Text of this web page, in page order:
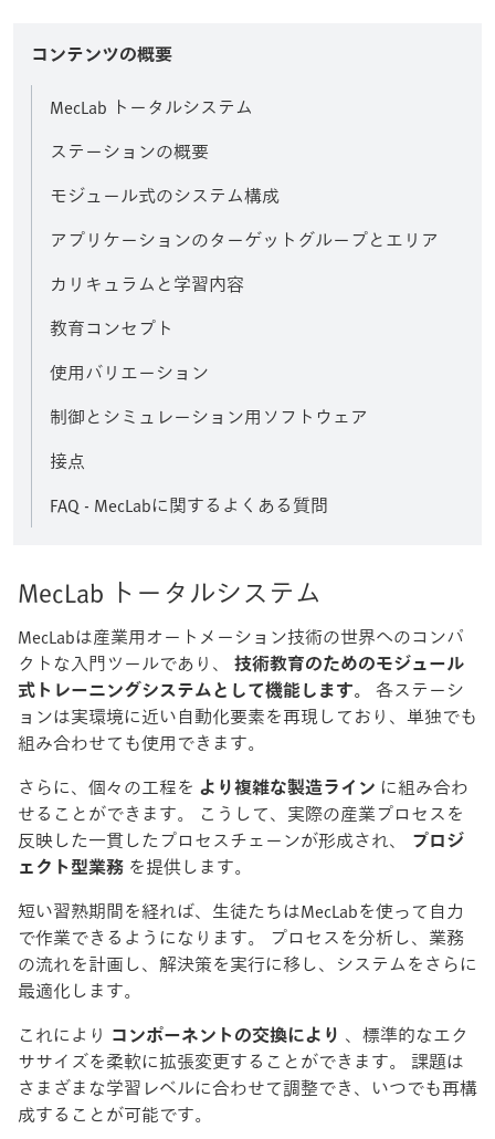
コンテンツの概要
MecLab トータルシステム
ステーションの概要
モジュール式のシステム構成
アプリケーションのターゲットグループとエリア
カリキュラムと学習内容
教育コンセプト
使用バリエーション
制御とシミュレーション用ソフトウェア
接点
FAQ - MecLabに関するよくある質問
MecLab トータルシステム
MecLabは産業用オートメーション技術の世界へのコンパ
クトな入門ツールであり、 技術教育のためのモジュール
式トレーニングシステムとして機能します。 各ステーシ
ョンは実環境に近い自動化要素を再現しており、単独でも
組み合わせても使用できます。
さらに、個々の工程を より複雑な製造ライン に組み合わ
せることができます。 こうして、実際の産業プロセスを
反映した一貫したプロセスチェーンが形成され、 プロジ
ェクト型業務 を提供します。
短い習熟期間を経れば、生徒たちはMecLabを使って自力
で作業できるようになります。 プロセスを分析し、業務
の流れを計画し、解決策を実行に移し、システムをさらに
最適化します。
これにより コンポーネントの交換により 、標準的なエク
ササイズを柔軟に拡張変更することができます。 課題は
さまざまな学習レベルに合わせて調整でき、いつでも再構
成することが可能です。